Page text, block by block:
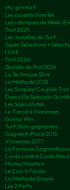
My-grmturf
Les couplés illimités
Les rubriques de Week-
Trot 2025
Les Jumelles du Turf
Super Sélections +
LUXE
Trot 2024
Quintés de Plat 2016
La Technique Sûre
La Méthode 2018
Les Simples/Couplés Trot
Deauville Spéciale
Les Spécialistes
Le Tiercé à Vincennes
Gonna Win
Turf Stats gagnantes
Gagnant-Placé 2015
Vincennes 2017
La Formule Gagnante
Covès contre Covès
Money Masters
Le 2 sur 4 Facile
La Méthode Simple
Les 2 Perfs